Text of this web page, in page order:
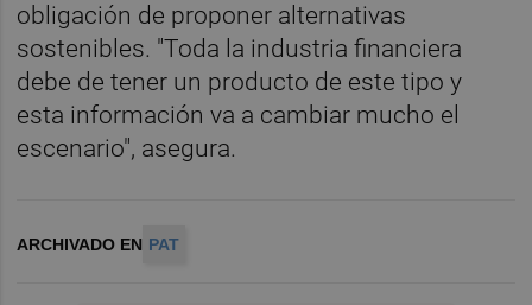
obligación de proponer alternativas
sostenibles. "Toda la industria financiera
debe de tener un producto de este tipo y
esta información va a cambiar mucho el
escenario", asegura.
ARCHIVADO EN PAT